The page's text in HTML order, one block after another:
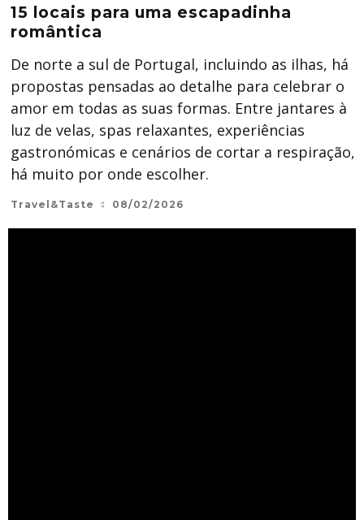
15 locais para uma escapadinha
romântica
De norte a sul de Portugal, incluindo as ilhas, há
propostas pensadas ao detalhe para celebrar o
amor em todas as suas formas. Entre jantares à
luz de velas, spas relaxantes, experiências
gastronómicas e cenários de cortar a respiração,
há muito por onde escolher.
Travel&Taste 08/02/2026